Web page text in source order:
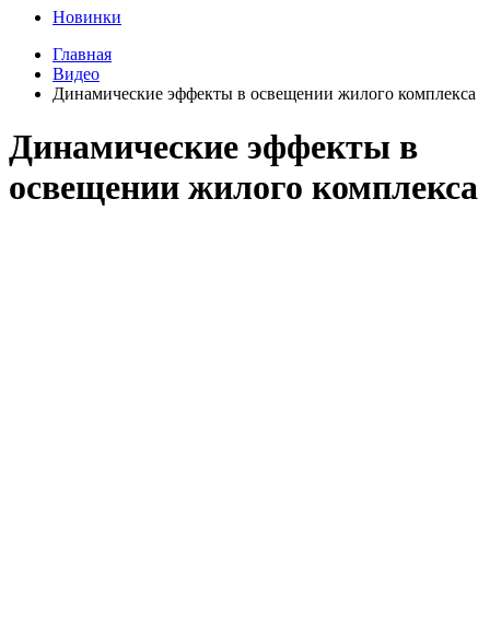
Новинки
Главная
Видео
Динамические эффекты в освещении жилого комплекса
Динамические эффекты в
освещении жилого комплекса